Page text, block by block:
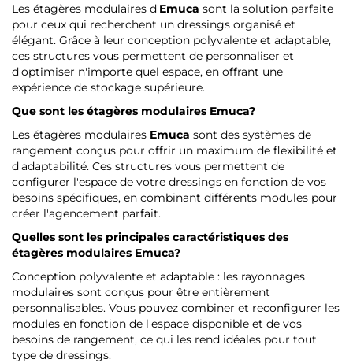
Les étagères modulaires d'Emuca sont la solution parfaite
pour ceux qui recherchent un dressings organisé et
élégant. Grâce à leur conception polyvalente et adaptable,
ces structures vous permettent de personnaliser et
d'optimiser n'importe quel espace, en offrant une
expérience de stockage supérieure.
Que sont les étagères modulaires Emuca?
Les étagères modulaires Emuca sont des systèmes de
rangement conçus pour offrir un maximum de flexibilité et
d'adaptabilité. Ces structures vous permettent de
configurer l'espace de votre dressings en fonction de vos
besoins spécifiques, en combinant différents modules pour
créer l'agencement parfait.
Quelles sont les principales caractéristiques des
étagères modulaires Emuca?
Conception polyvalente et adaptable : les rayonnages
modulaires sont conçus pour être entièrement
personnalisables. Vous pouvez combiner et reconfigurer les
modules en fonction de l'espace disponible et de vos
besoins de rangement, ce qui les rend idéales pour tout
type de dressings.